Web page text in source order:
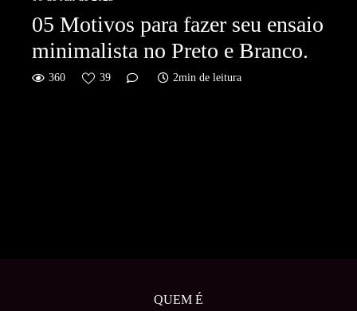
05 Motivos para fazer seu ensaio
minimalista no Preto e Branco.
360 39 2min de leitura
QUEM É